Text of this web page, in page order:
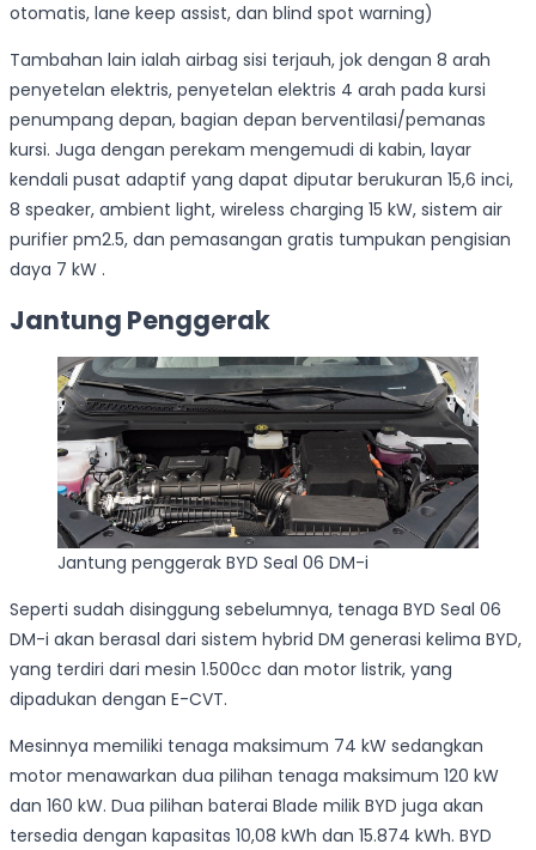
otomatis, lane keep assist, dan blind spot warning)
Tambahan lain ialah airbag sisi terjauh, jok dengan 8 arah
penyetelan elektris, penyetelan elektris 4 arah pada kursi
penumpang depan, bagian depan berventilasi/pemanas
kursi. Juga dengan perekam mengemudi di kabin, layar
kendali pusat adaptif yang dapat diputar berukuran 15,6 inci,
8 speaker, ambient light, wireless charging 15 kW, sistem air
purifier pm2.5, dan pemasangan gratis tumpukan pengisian
daya 7 kW .
Jantung Penggerak
Jantung penggerak BYD Seal 06 DM-i
Seperti sudah disinggung sebelumnya, tenaga BYD Seal 06
DM-i akan berasal dari sistem hybrid DM generasi kelima BYD,
yang terdiri dari mesin 1.500cc dan motor listrik, yang
dipadukan dengan E-CVT.
Mesinnya memiliki tenaga maksimum 74 kW sedangkan
motor menawarkan dua pilihan tenaga maksimum 120 kW
dan 160 kW. Dua pilihan baterai Blade milik BYD juga akan
tersedia dengan kapasitas 10,08 kWh dan 15.874 kWh. BYD